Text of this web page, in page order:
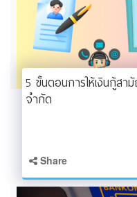
5 ขั้นตอนการให้เงินกู้ส
จำกัด
Share